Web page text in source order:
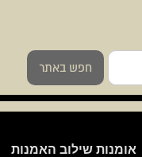
אומנות שילוב האמנות
חפש באתר